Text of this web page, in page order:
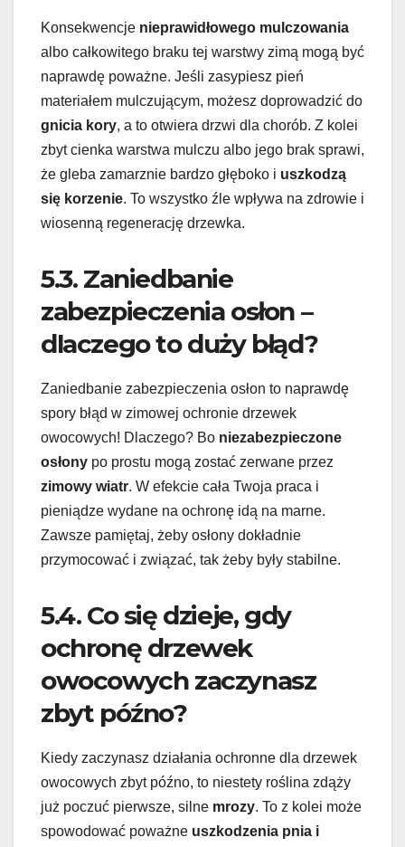
Konsekwencje nieprawidłowego mulczowania
albo całkowitego braku tej warstwy zimą mogą być
naprawdę poważne. Jeśli zasypiesz pień
materiałem mulczującym, możesz doprowadzić do
gnicia kory, a to otwiera drzwi dla chorób. Z kolei
zbyt cienka warstwa mulczu albo jego brak sprawi,
że gleba zamarznie bardzo głęboko i uszkodzą
się korzenie. To wszystko źle wpływa na zdrowie i
wiosenną regenerację drzewka.
5.3. Zaniedbanie
zabezpieczenia osłon –
dlaczego to duży błąd?
Zaniedbanie zabezpieczenia osłon to naprawdę
spory błąd w zimowej ochronie drzewek
owocowych! Dlaczego? Bo niezabezpieczone
osłony po prostu mogą zostać zerwane przez
zimowy wiatr. W efekcie cała Twoja praca i
pieniądze wydane na ochronę idą na marne.
Zawsze pamiętaj, żeby osłony dokładnie
przymocować i związać, tak żeby były stabilne.
5.4. Co się dzieje, gdy
ochronę drzewek
owocowych zaczynasz
zbyt późno?
Kiedy zaczynasz działania ochronne dla drzewek
owocowych zbyt późno, to niestety roślina zdąży
już poczuć pierwsze, silne mrozy. To z kolei może
spowodować poważne uszkodzenia pnia i